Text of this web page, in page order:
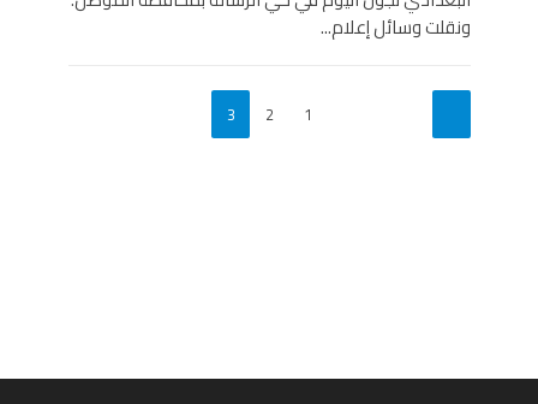
ونقلت وسائل إعلام...
1
2
3